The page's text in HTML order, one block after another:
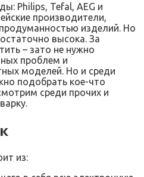
Philips, Tefal, AEG и
производители,
изделий. Но
высока. За
– зато не нужно
проблем и
моделей. Но и среди
подобрать кое-что
среди прочих и
из: